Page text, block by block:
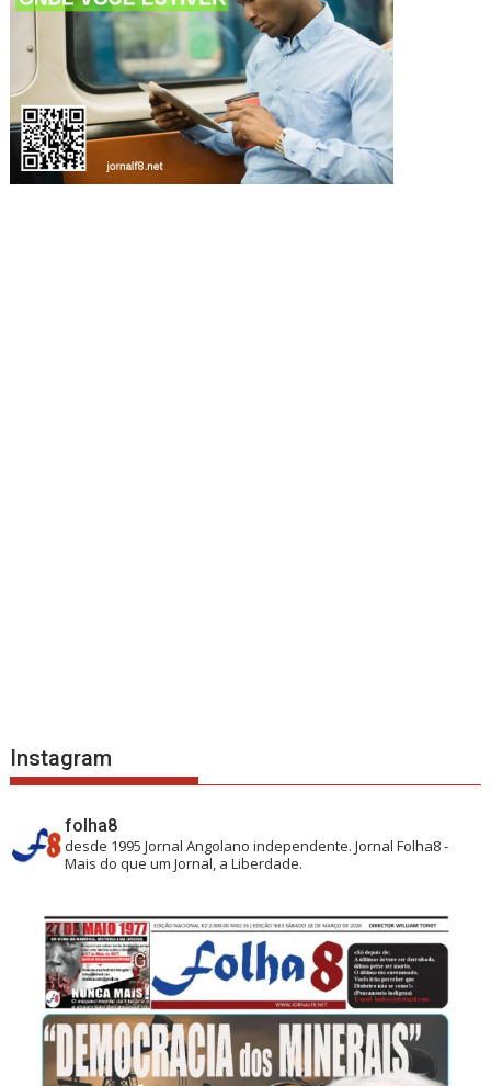
Instagram
folha8
desde 1995 Jornal Angolano independente.Jornal Folha8 -
Mais do que um Jornal, a Liberdade.